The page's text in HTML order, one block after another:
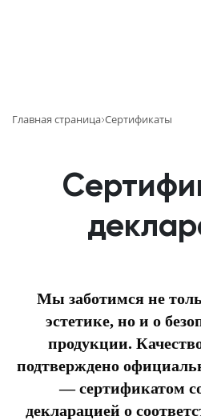
Главная страница Сертификаты
Мы заботимся не
эстетике, но и о
продукции.
подтверждено
— сертификатом
декларацией о